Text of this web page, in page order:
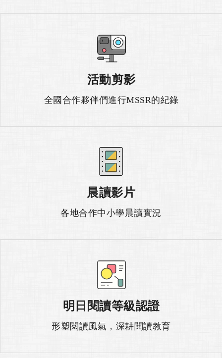
活動剪影
全國合作夥伴們進行MSSR的紀錄
晨讀影片
各地合作中小學晨讀實況
明日閱讀等級認證
形塑閱讀風氣，深耕閱讀教育